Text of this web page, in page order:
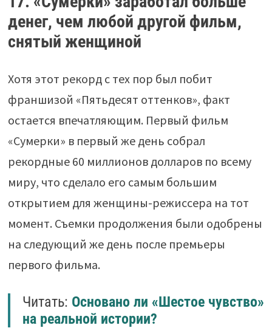
денег, чем любой другой фильм,
снятый женщиной
Хотя этот рекорд с тех пор был побит
франшизой «Пятьдесят оттенков», факт
остается впечатляющим. Первый фильм
«Сумерки» в первый же день собрал
рекордные 60 миллионов долларов по всему
миру, что сделало его самым большим
открытием для женщины-режиссера на тот
момент. Съемки продолжения были одобрены
на следующий же день после премьеры
первого фильма.
Читать: Основано ли «Шестое чувство»
на реальной истории?